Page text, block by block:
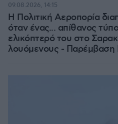
Η Πολιτική Αεροπορία
όταν ένας... απίθανος
ελικόπτερό του στο
λουόμενους - Παρέμβαση
09.08.2026, 14:15